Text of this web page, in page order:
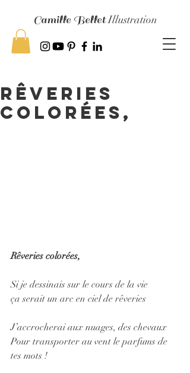
Camille BelletIllustration
Rêveries
colorées,
Rêveries colorées,
Si je dessinais sur le cours de la vie
ça serait un arc en ciel de rêveries
J’accrocherai aux nuages, des chevaux
Pour transporter au vent le parfums de
tes mots !